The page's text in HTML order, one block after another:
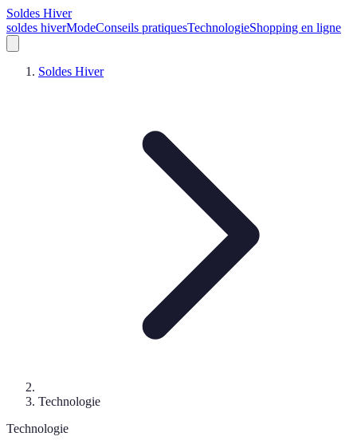
Soldes Hiver
soldes hiverModeConseils pratiquesTechnologieShopping en ligne
Soldes Hiver
Technologie
Technologie